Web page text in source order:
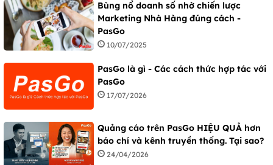
Bùng nổ doanh số nhờ chiến lược
Marketing Nhà Hàng đúng cách -
PasGo
10/07/2025
PasGo là gì - Các cách thức hợp tác với
PasGo
17/07/2026
Quảng cáo trên PasGo HIỆU QUẢ hơn
báo chí và kênh truyền thống. Tại sao?
24/04/2026